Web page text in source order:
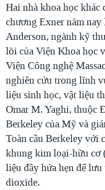
Hai nhà khoa học
chương Exner năm
Anderson, ngành kỹ
lõi của Viện Khoa học
Viện Công nghệ
nghiên cứu trong lĩnh
liệu sinh học, vật liệu
Omar M. Yaghi, thuộc
Berkeley của Mỹ và
Toàn cầu Berkeley với
khung kim loại-hữu cơ
liệu đầy hứa hẹn để
dioxide.